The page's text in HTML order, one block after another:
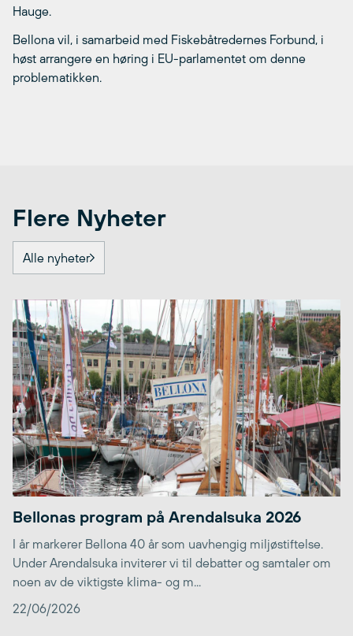
Hauge.
Bellona vil, i samarbeid med Fiskebåtredernes Forbund, i
høst arrangere en høring i EU-parlamentet om denne
problematikken.
Flere Nyheter
Alle nyheter
Bellonas program på Arendalsuka 2026
I år markerer Bellona 40 år som uavhengig miljøstiftelse.
Under Arendalsuka inviterer vi til debatter og samtaler om
noen av de viktigste klima- og m...
22/06/2026